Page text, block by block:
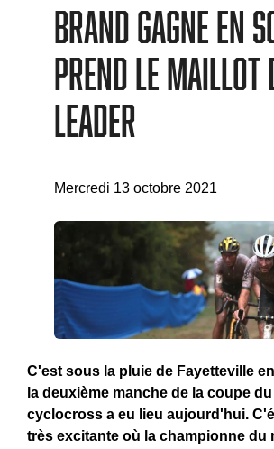
Brand gagne en
prend le maillot
leader
Mercredi 13 octobre 2021
C'est sous la pluie de Fayetteville
la deuxième manche de la coupe
cyclocross a eu lieu aujourd'hui.
très excitante où la championne du